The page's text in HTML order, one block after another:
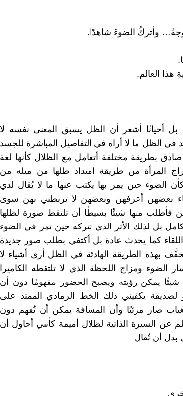
وأتركُ الضوءَ شاهدًا.
هذا العالم.
أحيانًا أشعر أن الظل يسبق المعنى نفسه لا
في الظل ما لا أراه في التفاصيل المباشرة للجسد
بطريقة مختلفة أتعامل مع الظلال كأنها لغة
المرأة من طريقة امتداد ظلها من ميله من
الضوء حين يمر بها يكتب عنها ما لا يُقال لدي
بعضهن أعرفهن وبعضهن لا تربطني بهن سوى
فأطلب منها شيئًا بسيطًا أن تلتقط صورة لظلها
بل لذلك الأثر الذي تتركه حين تمر في الضوء
كما يحدث عادة بل أكتفي بطلب صور جديدة
بهذه الطريقة الهادئة في الظل أرى أشياء لا
الضوء ومزاج اللحظة الذي لا تلتقطه الكاميرا
شيئًا يمكن رؤيته ويصبح الحضور مفهومًا دون أن
لصديقة يكفيني ذلك الخط الرمادي الممتد على
صار مرئيًا وأن المسافة يمكن أن تُفهم دون
عن السيرة الذاتية لظلال أميمة كأنني أحاول أن
بدل أن تُقال